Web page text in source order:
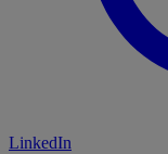
LinkedIn